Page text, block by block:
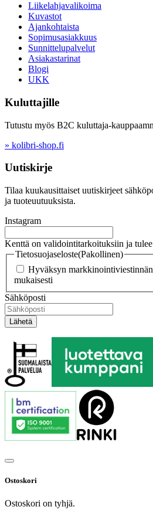
Liikelahjavalikoima
Kuvastot
Ajankohtaista
Sopimusasiakkuus
Sunnittelupalvelut
Asiakastarinat
Blogi
UKK
Kuluttajille
Tutustu myös B2C kuluttaja-
» kolibri-shop.fi
Uutiskirje
Tilaa kuukausittaiset uutiskirjeet
ja tuoteuutuuksista.
Instagram
Kenttä on validointitarkoituksiin ja
Tietosuojaseloste(Pakollinen)
Hyväksyn markkinointiviestinnän
mukaisesti
Sähköposti
Ostoskori
Ostoskori on tyhjä.